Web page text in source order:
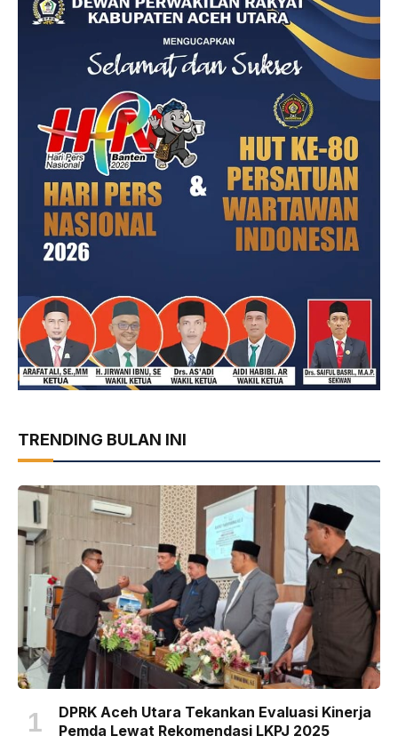
TRENDING BULAN INI
DPRK Aceh Utara Tekankan Evaluasi Kinerja
Pemda Lewat Rekomendasi LKPJ 2025